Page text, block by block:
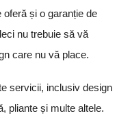
și o garanție de
nu trebuie să vă
care nu vă place.
servicii, inclusiv design
pliante și multe altele.